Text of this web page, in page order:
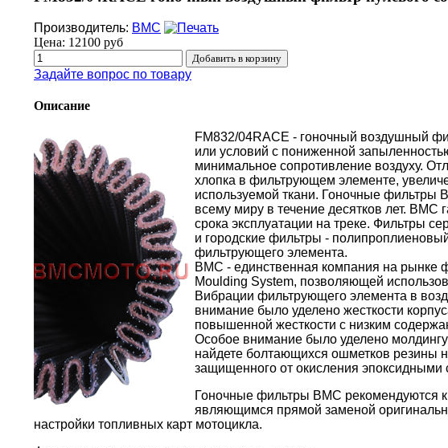
Производитель: BMC
Цена: 12100 руб
Задайте вопрос по товару
Описание
FM832/04RACE - гоночный воздушный
или условий с пониженной
минимальное сопротивление воздуху.
хлопка в фильтрующем элементе,
используемой ткани. Гоночные фильтры
всему миру в течение десятков лет. BMC
срока эксплуатации на треке. Фильтры
и городские фильтры -
фильтрующего элемента.
BMC - единственная компания на рынке
Moulding System, позволяющей
Вибрации фильтрующего элемента в
внимание было уделено жесткости
повышенной жесткости с низким
Особое внимание было уделено
найдете болтающихся ошметков резины
защищенного от окисления эпоксидными
Гоночные фильтры BMC рекомендуются
являющимся прямой заменой
настройки топливных карт мотоцикла.